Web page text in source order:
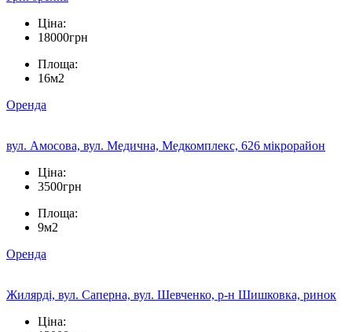
Ціна:
18000грн
Площа:
16м2
Оренда
вул. Амосова, вул. Медична, Медкомплекс, 626 мікрорайон
Ціна:
3500грн
Площа:
9м2
Оренда
Жилярді, вул. Саперна, вул. Шевченко, р-н Шишковка, ринок
Ціна: